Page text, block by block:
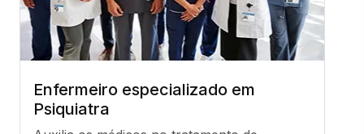
Enfermeiro especializado em
Psiquiatra